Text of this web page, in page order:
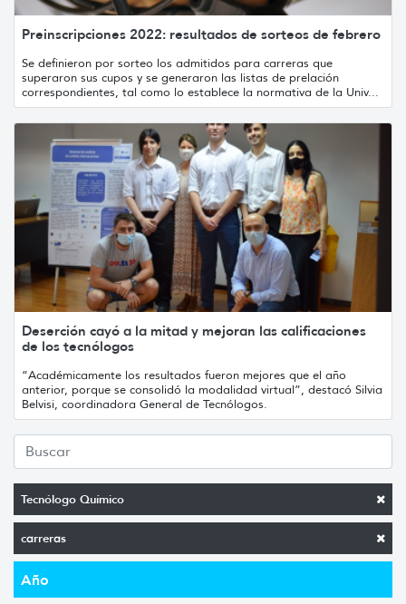
Tecnólogo Químico
carreras
Año
Preinscripciones 2022: resultados de sorteos de febrero
Se definieron por sorteo los admitidos para carreras que
superaron sus cupos y se generaron las listas de prelación
correspondientes, tal como lo establece la normativa de la Univ...
Deserción cayó a la mitad y mejoran las calificaciones
de los tecnólogos
“Académicamente los resultados fueron mejores que el año
anterior, porque se consolidó la modalidad virtual”, destacó Silvia
Belvisi, coordinadora General de Tecnólogos.